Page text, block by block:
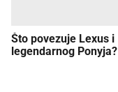
Što povezuje Lexus i
legendarnog Ponyja?